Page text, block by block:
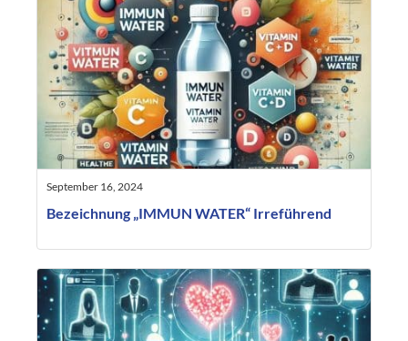
September 16, 2024
Bezeichnung „IMMUN WATER“ Irreführend